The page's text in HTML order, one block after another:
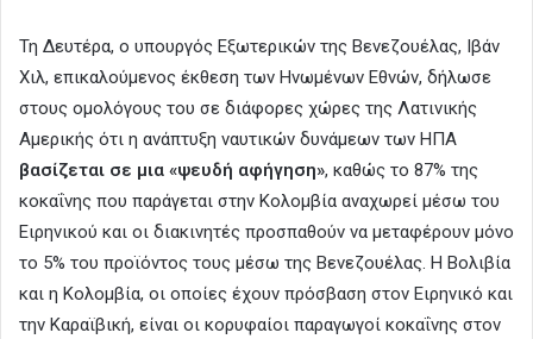
Τη Δευτέρα, ο υπουργός Εξωτερικών της Βενεζουέλας, Ιβάν
Χιλ, επικαλούμενος έκθεση των Ηνωμένων Εθνών, δήλωσε
στους ομολόγους του σε διάφορες χώρες της Λατινικής
Αμερικής ότι η ανάπτυξη ναυτικών δυνάμεων των ΗΠΑ
βασίζεται σε μια «ψευδή αφήγηση», καθώς το 87% της
κοκαΐνης που παράγεται στην Κολομβία αναχωρεί μέσω του
Ειρηνικού και οι διακινητές προσπαθούν να μεταφέρουν μόνο
το 5% του προϊόντος τους μέσω της Βενεζουέλας. Η Βολιβία
και η Κολομβία, οι οποίες έχουν πρόσβαση στον Ειρηνικό και
την Καραϊβική, είναι οι κορυφαίοι παραγωγοί κοκαΐνης στον